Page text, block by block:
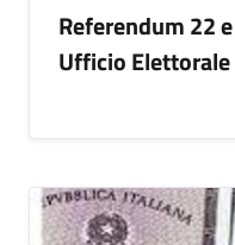
Referendum 22
Ufficio Elettorale